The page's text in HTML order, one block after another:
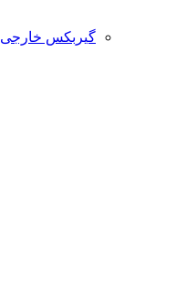
گیربکس خارجی